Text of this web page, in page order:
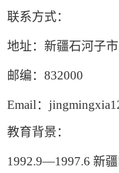
联系方式：
地址：新疆石河子
邮编： 832000
Email：
教育背景：
1992.9—1997.6 新